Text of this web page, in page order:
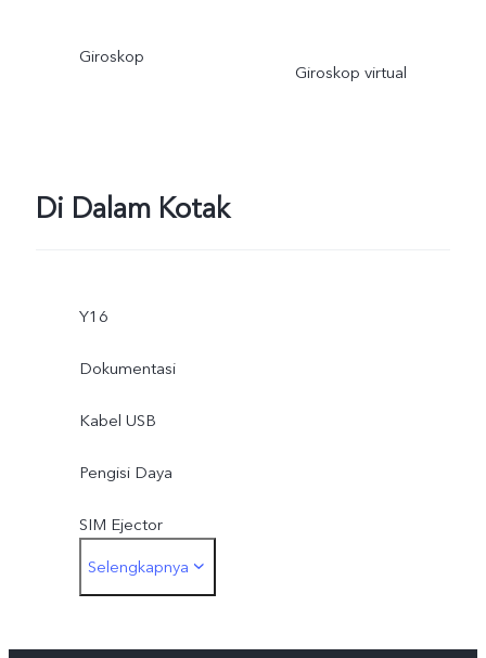
Giroskop
Giroskop virtual
Di Dalam Kotak
Y16
Dokumentasi
Kabel USB
Pengisi Daya
SIM Ejector
Lapisan Pelindung Layar (diaplikasikan)
Selengkapnya